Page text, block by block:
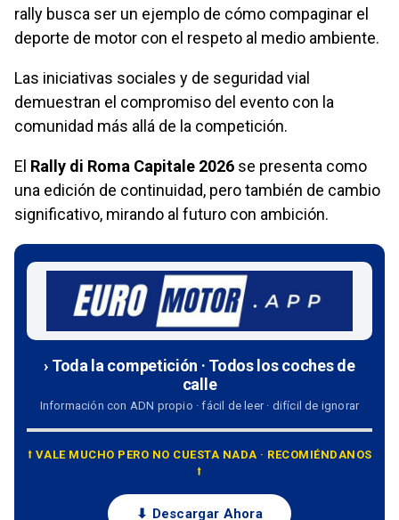
rally busca ser un ejemplo de cómo compaginar el
deporte de motor con el respeto al medio ambiente.
Las iniciativas sociales y de seguridad vial
demuestran el compromiso del evento con la
comunidad más allá de la competición.
El Rally di Roma Capitale 2026 se presenta como
una edición de continuidad, pero también de cambio
significativo, mirando al futuro con ambición.
› Toda la competición · Todos los coches de
calle
Información con ADN propio · fácil de leer · difícil de ignorar
⭡ VALE MUCHO PERO NO CUESTA NADA · RECOMIÉNDANOS
⭡
⬇ Descargar Ahora